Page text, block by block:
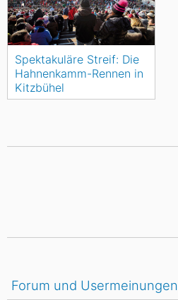
Spektakuläre Streif: Die
Hahnenkamm-Rennen in
Kitzbühel
Forum und Usermeinungen